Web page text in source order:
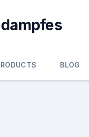
BLOG